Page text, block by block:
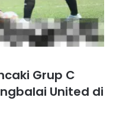
Grup C
United di